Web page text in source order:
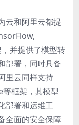
云和阿里云都提
并提供了模型转
部署，同时具备
里云同样支持
框架，其模型
部署和运维工
全面的安全保障